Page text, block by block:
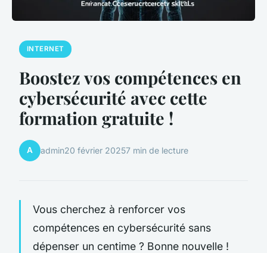
INTERNET
Boostez vos compétences en
cybersécurité avec cette
formation gratuite !
A admin20 février 20257 min de lecture
Vous cherchez à renforcer vos
compétences en cybersécurité sans
dépenser un centime ? Bonne nouvelle !